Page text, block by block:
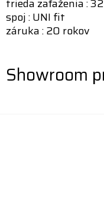
spoj : UNI fit
záruka : 20 rokov
Showroom